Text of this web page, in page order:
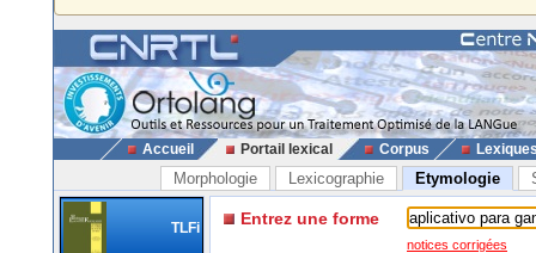
Accueil Portail lexical Corpus
Morphologie Lexicographie Etymologie
TLFi Entrez une forme
notices corrigées